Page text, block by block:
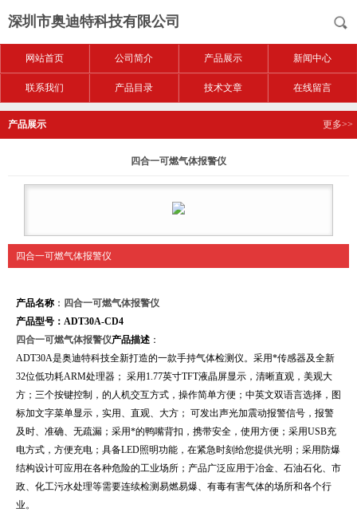
深圳市奥迪特科技有限公司
网站首页 公司简介 产品展示 新闻中心
联系我们 产品目录 技术文章 在线留言
产品展示 更多>>
四合一可燃气体报警仪
四合一可燃气体报警仪
产品名称 ： 四合一可燃气体报警仪
产品型号：ADT30A-CD4
四合一可燃气体报警仪产品描述 ：
ADT30A是奥迪特科技全新打造的一款手持气体检测仪。采用*传感器及全新
32位低功耗ARM处理器； 采用1.77英寸TFT液晶屏显示，清晰直观，美观大
方；三个按键控制，的人机交互方式，操作简单方便；中英文双语言选择，图
标加文字菜单显示，实用、直观、大方； 可发出声光加震动报警信号，报警
及时、准确、无疏漏；采用*的鸭嘴背扣，携带安全，使用方便；采用USB充
电方式，方便充电；具备LED照明功能，在紧急时刻给您提供光明；采用防爆
结构设计可应用在各种危险的工业场所；产品广泛应用于冶金、石油石化、市
政、化工污水处理等需要连续检测易燃易爆、有毒有害气体的场所和各个行
业。